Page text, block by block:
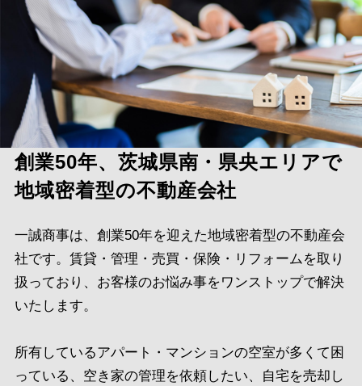
創業50年、茨城県南・県央エリアで
地域密着型の不動産会社
一誠商事は、創業50年を迎えた地域密着型の不動産会
社です。賃貸・管理・売買・保険・リフォームを取り
扱っており、お客様のお悩み事をワンストップで解決
いたします。
所有しているアパート・マンションの空室が多くて困
っている、空き家の管理を依頼したい、自宅を売却し